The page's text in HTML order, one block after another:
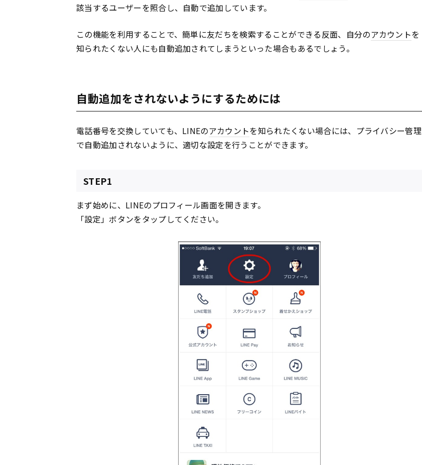
該当するユーザーを照合し、自動で追加しています。
この機能を利用することで、簡単に友だちを検索することができる反面、自分のアカウントを
知られたくない人にも自動追加されてしまうといった場合もあるでしょう。
自動追加をされないようにするためには
電話番号を交換していても、LINEのアカウントを知られたくない場合には、プライバシー管理
で自動追加されないように、適切な設定を行うことができます。
STEP1
まず始めに、LINEのプロフィール画面を開きます。
「設定」ボタンをタップしてください。